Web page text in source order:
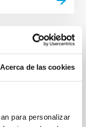
Acerca de las cookies
para personalizar
visits
on the